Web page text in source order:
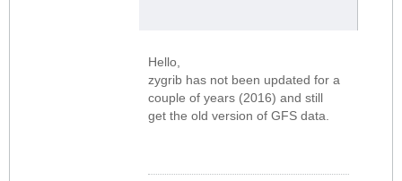
Hello,
zygrib has not been updated for a
couple of years (2016) and still
get the old version of GFS data.